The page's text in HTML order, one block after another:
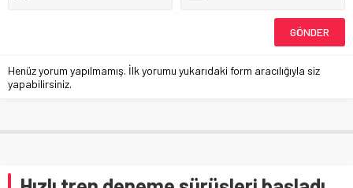
Henüz yorum yapılmamış. İlk yorumu yukarıdaki form aracılığıyla siz
yapabilirsiniz.